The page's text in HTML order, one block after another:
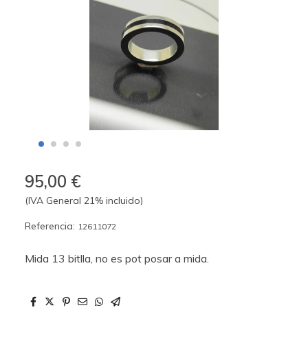
95,00 €
(IVA General 21% incluido)
Referencia: 12611072
Mida 13 bitlla, no es pot posar a mida.